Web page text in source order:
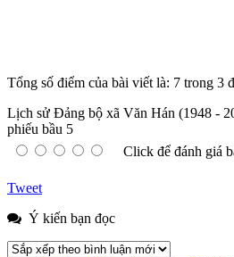
Tổng số điểm của bài viết là: 7 trong 3
Lịch sử Đảng bộ xã Văn Hán (1948 -
phiếu bầu 5
Click để đánh giá
Tweet
Ý kiến bạn đọc